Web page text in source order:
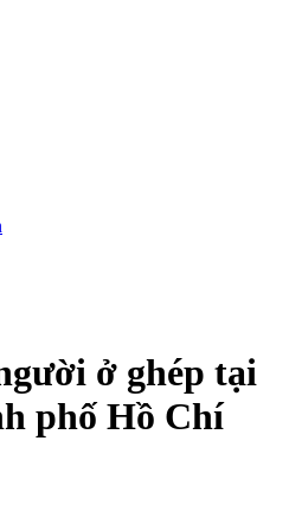
ở ghép tại
phố Hồ Chí